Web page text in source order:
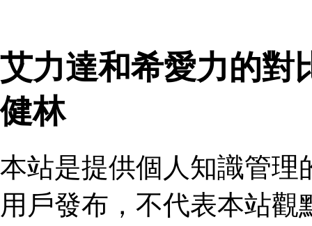
艾力達和希愛力的對
健林
本站是提供個人知識管理
用戶發布，不代表本站